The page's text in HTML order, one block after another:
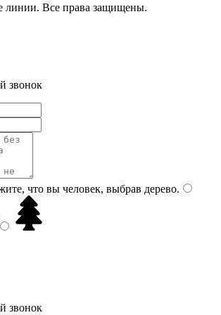
линии. Все права защищены.
звонок
что вы человек, выбрав дерево.
звонок